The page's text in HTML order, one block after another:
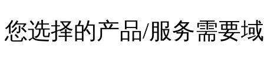
您选择的产品/服务需要